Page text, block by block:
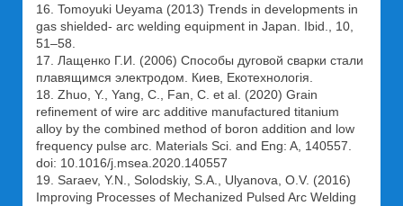
16. Tomoyuki Ueyama (2013) Trends in developments in
gas shielded- arc welding equipment in Japan. Ibid., 10,
51–58.
17. Лащенко Г.И. (2006) Способы дуговой сварки стали
плавящимся электродом. Киев, Екотехнологiя.
18. Zhuo, Y., Yang, C., Fan, C. et al. (2020) Grain
refinement of wire arc additive manufactured titanium
alloy by the combined method of boron addition and low
frequency pulse arc. Materials Sci. and Eng: A, 140557.
doi: 10.1016/j.msea.2020.140557
19. Saraev, Y.N., Solodskiy, S.A., Ulyanova, O.V. (2016)
Improving Processes of Mechanized Pulsed Arc Welding